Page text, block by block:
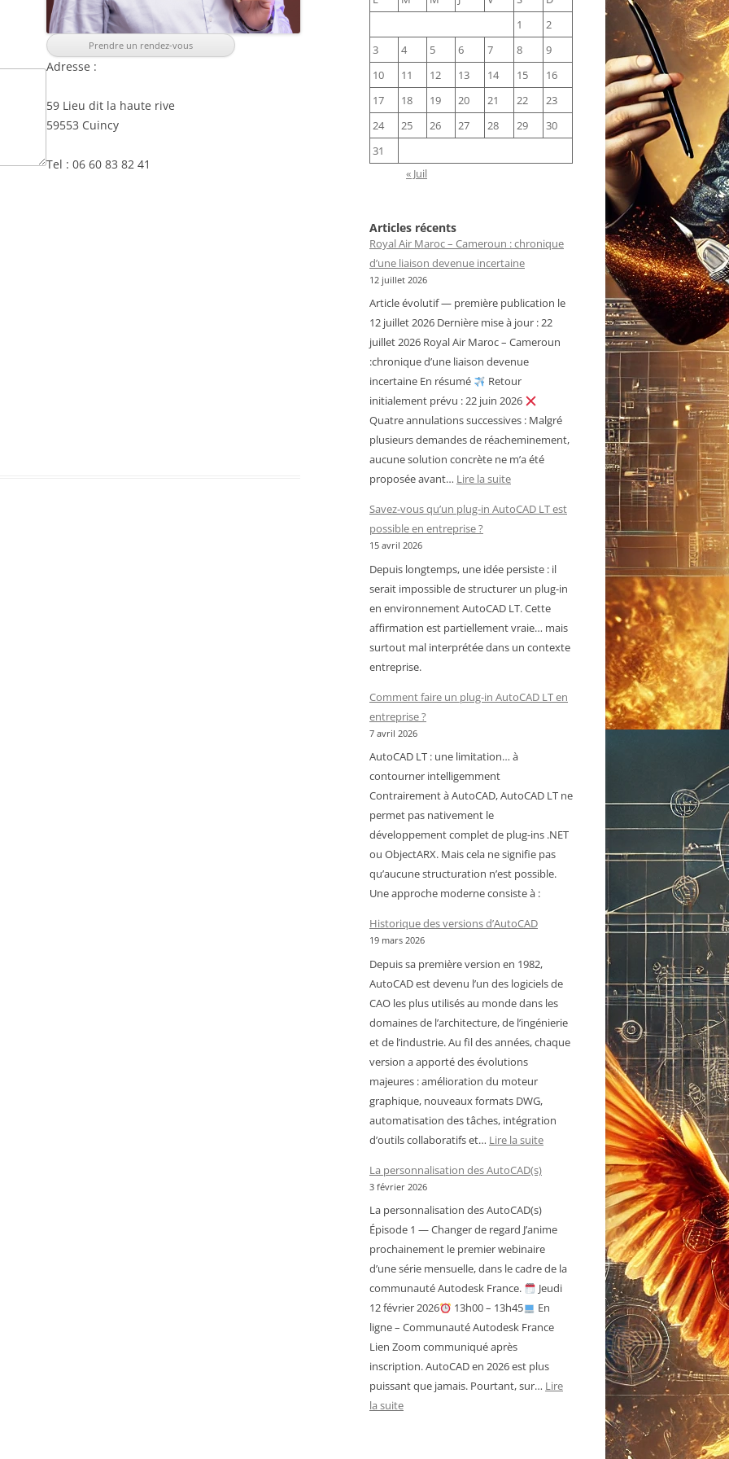
Prendre un rendez-vous
Adresse :
59 Lieu dit la haute rive
59553 Cuincy
Tel : 06 60 83 82 41
1
2
3
4 5 6 7 8
9
10
11 12 13 14 15
16
17
18 19 20 21 22
23
24
25 26 27 28 29
30
31
« Juil
Articles récents
Royal Air Maroc – Cameroun : chronique
d’une liaison devenue incertaine
12 juillet 2026
Article évolutif — première publication le
12 juillet 2026 Dernière mise à jour : 22
juillet 2026 Royal Air Maroc – Cameroun
:chronique d’une liaison devenue
incertaine En résumé
Retour
initialement prévu : 22 juin 2026
Quatre annulations successives : Malgré
plusieurs demandes de réacheminement,
aucune solution concrète ne m’a été
proposée avant… Lire la suite:
Air
Cameroun
:
chronique
d’une
liaison
incertaine
Savez-vous qu’un plug-in AutoCAD LT est
possible en entreprise ?
15 avril 2026
Depuis longtemps, une idée persiste : il
serait impossible de structurer un plug-in
en environnement AutoCAD LT. Cette
affirmation est partiellement vraie… mais
surtout mal interprétée dans un contexte
entreprise.
Comment faire un plug-in AutoCAD LT en
entreprise ?
7 avril 2026
AutoCAD LT : une limitation… à
contourner intelligemment
Contrairement à AutoCAD, AutoCAD LT ne
permet pas nativement le
développement complet de plug-ins .NET
ou ObjectARX. Mais cela ne signifie pas
qu’aucune structuration n’est possible.
Une approche moderne consiste à :
Historique des versions d’AutoCAD
19 mars 2026
Depuis sa première version en 1982,
AutoCAD est devenu l’un des logiciels de
CAO les plus utilisés au monde dans les
domaines de l’architecture, de l’ingénierie
et de l’industrie. Au fil des années, chaque
version a apporté des évolutions
majeures : amélioration du moteur
graphique, nouveaux formats DWG,
automatisation des tâches, intégration
d’outils collaboratifs et… Lire la suite:
La personnalisation des AutoCAD(s)
3 février 2026
La personnalisation des AutoCAD(s)
Épisode 1 — Changer de regard J’anime
prochainement le premier webinaire
d’une série mensuelle, dans le cadre de la
communauté Autodesk France.
Jeudi
12 février 2026
13h00 – 13h45
En
ligne – Communauté Autodesk France
Lien Zoom communiqué après
inscription. AutoCAD en 2026 est plus
puissant que jamais. Pourtant, sur… Lire
la suite: